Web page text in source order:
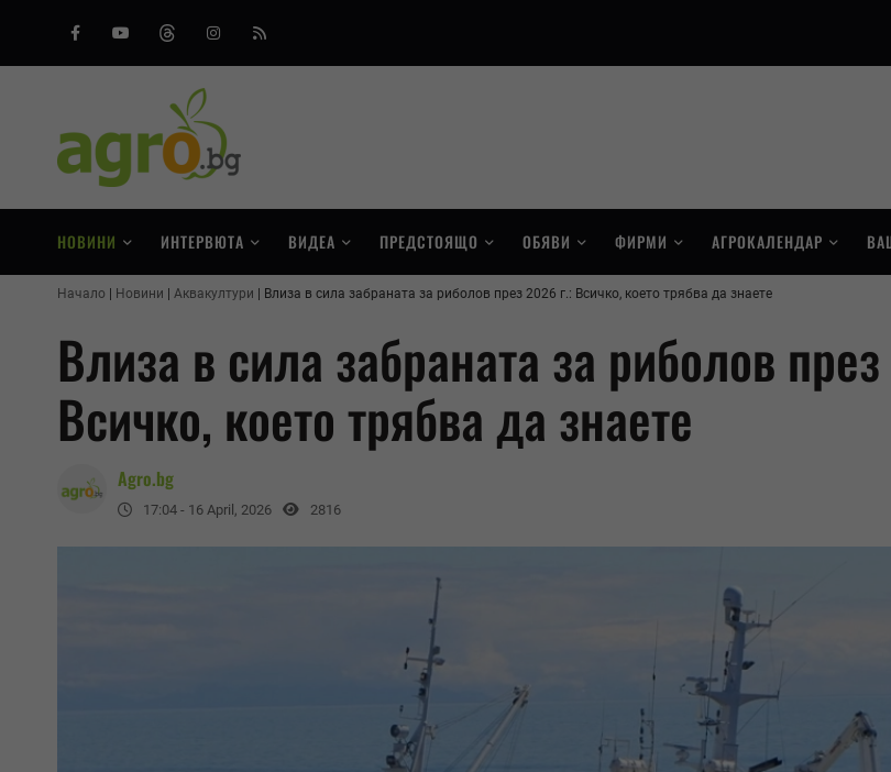
FacebookYoutubeThreadsInstagram
RSS
НОВИНИ ИНТЕРВЮТА ВИДЕА ПРЕДСТОЯЩО ОБЯВИ ФИРМИ АГРОКАЛЕНДАР
Начало Новини Аквакултури Влиза в сила забраната за риболов през 2026 г.: Всичко, което трябва да знаете
Влиза в сила забраната за риболов
Всичко, което трябва да знаете
Agro.bg
17:04 - 16 April, 2026 2816